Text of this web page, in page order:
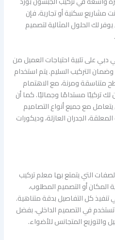
مشاريع سكنية أو تجارية، فإن
لك الحلول المثالية لتصميم
على تلبية احتياجات العميل من
التركيب السليم. يتم استخدام
متناسقة ومرنة، مع الاهتمام
تركيبًا مستدامًا وجماليًا. كما أن
مع جميع أنواع التصاميم
الجدران العازلة، وديكورات
التي يتمتع بها معلم تركيب
أو التصميم المطلوب،
كل التفاصيل بدقة متناهية.
في التصميم الداخلي، بفضل
المتجانس للأضواء.